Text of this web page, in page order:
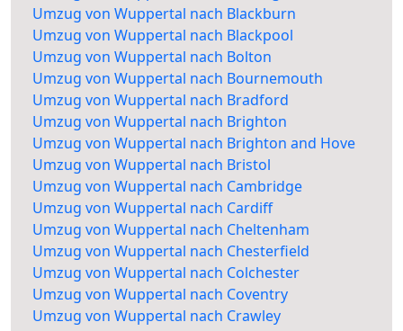
Umzug von Wuppertal nach Blackburn
Umzug von Wuppertal nach Blackpool
Umzug von Wuppertal nach Bolton
Umzug von Wuppertal nach Bournemouth
Umzug von Wuppertal nach Bradford
Umzug von Wuppertal nach Brighton
Umzug von Wuppertal nach Brighton and Hove
Umzug von Wuppertal nach Bristol
Umzug von Wuppertal nach Cambridge
Umzug von Wuppertal nach Cardiff
Umzug von Wuppertal nach Cheltenham
Umzug von Wuppertal nach Chesterfield
Umzug von Wuppertal nach Colchester
Umzug von Wuppertal nach Coventry
Umzug von Wuppertal nach Crawley